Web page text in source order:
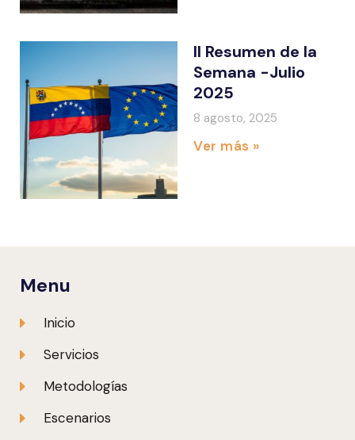
II Resumen de la
Semana -Julio
2025
8 agosto, 2025
Ver más »
Menu
Inicio
Servicios
Metodologías
Escenarios